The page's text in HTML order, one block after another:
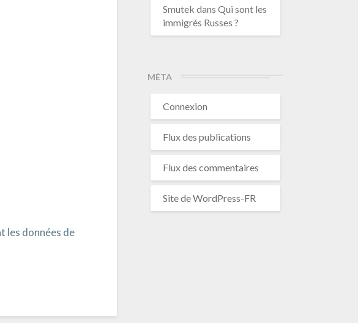
les données de
Smutek dans Qui sont les
immigrés Russes ?
MÉTA
Connexion
Flux des publications
Flux des commentaires
Site de WordPress-FR